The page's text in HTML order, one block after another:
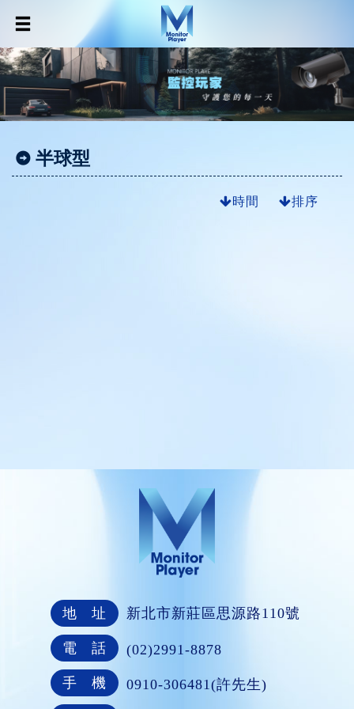
半球型
時間 排序
地 址 新北市新莊區思源路110號
電 話 (02)2991-8878
手 機 0910-306481(許先生)